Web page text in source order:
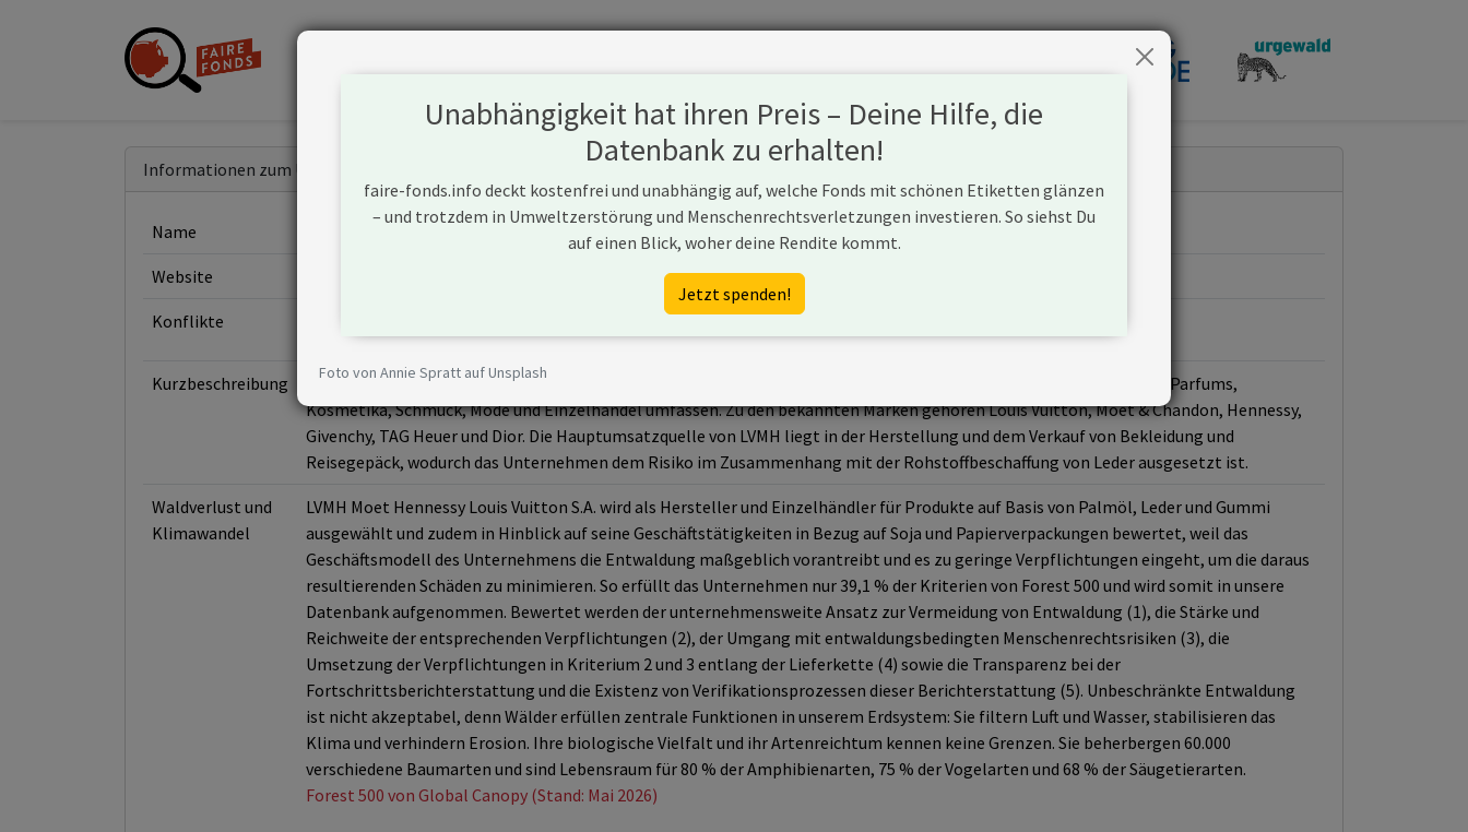
Informationen zum Unternehmen
Name
Website
Konflikte
Kurzbeschreibung
LVMH ist eine französische Unternehmensgruppe im Luxusgüterbereich, dessen Geschäftsfelder Weine, Spirituosen, Parfums,
Kosmetika, Schmuck, Mode und Einzelhandel umfassen. Zu den bekannten Marken gehören Louis Vuitton, Moët & Chandon, Hennessy,
Givenchy, TAG Heuer und Dior. Die Hauptumsatzquelle von LVMH liegt in der Herstellung und dem Verkauf von Bekleidung und
Reisegepäck, wodurch das Unternehmen dem Risiko im Zusammenhang mit der Rohstoffbeschaffung von Leder ausgesetzt ist.
Waldverlust und
Klimawandel
LVMH Moet Hennessy Louis Vuitton S.A. wird als Hersteller und Einzelhändler für Produkte auf Basis von Palmöl, Leder und Gummi
ausgewählt und zudem in Hinblick auf seine Geschäftstätigkeiten in Bezug auf Soja und Papierverpackungen bewertet, weil das
Geschäftsmodell des Unternehmens die Entwaldung maßgeblich vorantreibt und es zu geringe Verpflichtungen eingeht, um die daraus
resultierenden Schäden zu minimieren. So erfüllt das Unternehmen nur 39,1 % der Kriterien von Forest 500 und wird somit in unsere
Datenbank aufgenommen. Bewertet werden der unternehmensweite Ansatz zur Vermeidung von Entwaldung (1), die Stärke und
Reichweite der entsprechenden Verpflichtungen (2), der Umgang mit entwaldungsbedingten Menschenrechtsrisiken (3), die
Umsetzung der Verpflichtungen in Kriterium 2 und 3 entlang der Lieferkette (4) sowie die Transparenz bei der
Fortschrittsberichterstattung und die Existenz von Verifikationsprozessen dieser Berichterstattung (5). Unbeschränkte Entwaldung
ist nicht akzeptabel, denn Wälder erfüllen zentrale Funktionen in unserem Erdsystem: Sie filtern Luft und Wasser, stabilisieren das
Klima und verhindern Erosion. Ihre biologische Vielfalt und ihr Artenreichtum kennen keine Grenzen. Sie beherbergen 60.000
verschiedene Baumarten und sind Lebensraum für 80 % der Amphibienarten, 75 % der Vogelarten und 68 % der Säugetierarten.
Forest 500 von Global Canopy (Stand: Mai 2026)
Unabhängigkeit hat ihren Preis – Deine Hilfe, die
Datenbank zu erhalten!
faire-fonds.info deckt kostenfrei und unabhängig auf, welche Fonds mit schönen Etiketten glänzen
– und trotzdem in Umweltzerstörung und Menschenrechtsverletzungen investieren. So siehst Du
auf einen Blick, woher deine Rendite kommt.
Jetzt spenden!
Foto von Annie Spratt auf Unsplash